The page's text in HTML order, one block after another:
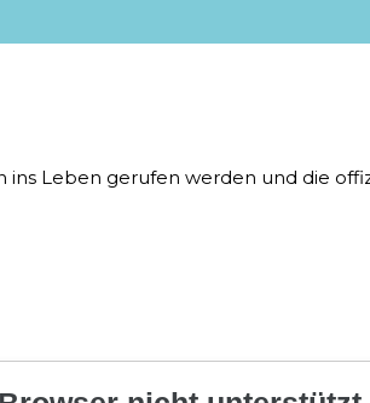
ins Leben gerufen werden und die